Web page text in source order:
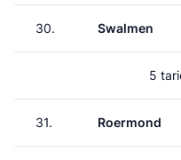
30. Swalmen
5
31. Roermond